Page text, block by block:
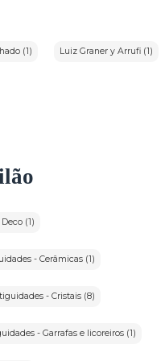
(1) Luiz Graner y Arrufi (1)
(1)
- Cerâmicas (1)
- Cristais (8)
- Garrafas e licoreiros (1)